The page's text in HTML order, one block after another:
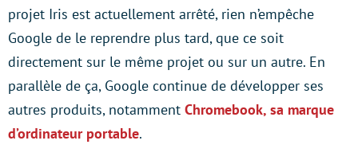
projet Iris est actuellement arrêté, rien n’empêche
Google de le reprendre plus tard, que ce soit
directement sur le même projet ou sur un autre. En
parallèle de ça, Google continue de développer ses
autres produits, notamment Chromebook, sa marque
d’ordinateur portable.